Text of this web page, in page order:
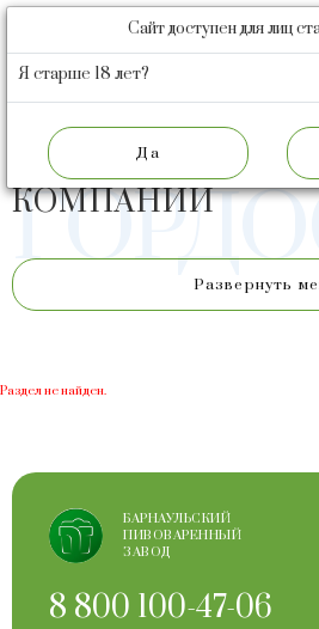
ЗАВОД
НАША
НАГРАДЫ
КОМПАНИИ
Развернуть
Раздел не найден.
БАРНАУЛЬСКИЙ
ПИВОВАРЕННЫЙ
ЗАВОД
8 800 100-47-06
Сайт доступен для лиц
Я старше 18 лет?